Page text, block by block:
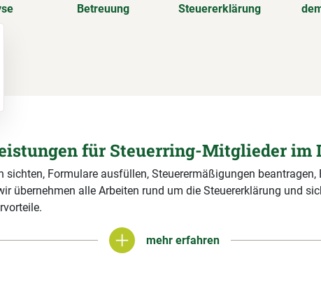
Betreuung
Steuererklärung
für Steuerring-Mitglieder im
sichten, Formulare ausfüllen, Steuerermäßigungen beantragen,
übernehmen alle Arbeiten rund um die Steuererklärung und
mehr erfahren
mehr erfahren